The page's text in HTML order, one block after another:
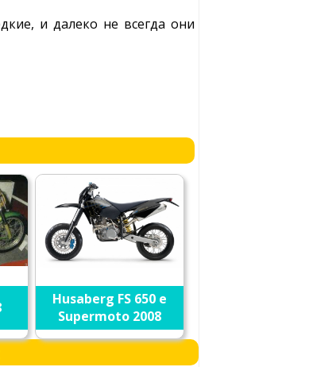
и далеко не всегда они
Husaberg FS 650 e
Supermoto 2008